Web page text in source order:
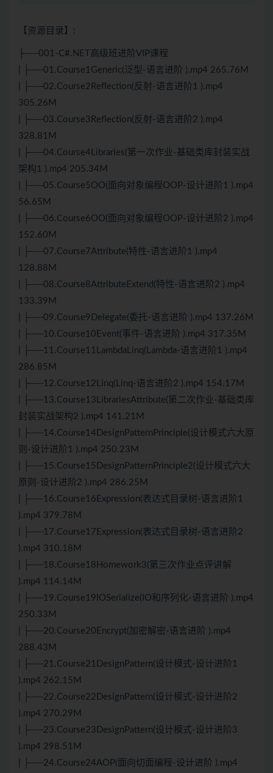
【资源目录】:
├──001-C#.NET高级班进阶VIP课程
| ├──01.Course1Generic(泛型-语言进阶 ).mp4 265.76M
| ├──02.Course2Reflection(反射-语言进阶1 ).mp4
305.26M
| ├──03.Course3Reflection(反射-语言进阶2 ).mp4
328.81M
| ├──04.Course4Libraries(第一次作业-基础类库封装实战
架构1 ).mp4 205.34M
| ├──05.Course5OO(面向对象编程OOP-设计进阶1 ).mp4
56.65M
| ├──06.Course6OO(面向对象编程OOP-设计进阶2 ).mp4
152.60M
| ├──07.Course7Attribute(特性-语言进阶1 ).mp4
128.88M
| ├──08.Course8AttributeExtend(特性-语言进阶2 ).mp4
133.39M
| ├──09.Course9Delegate(委托-语言进阶 ).mp4 137.26M
| ├──10.Course10Event(事件-语言进阶 ).mp4 317.35M
| ├──11.Course11LambdaLinq(Lambda-语言进阶1 ).mp4
286.85M
| ├──12.Course12Linq(Linq-语言进阶2 ).mp4 154.17M
| ├──13.Course13LibrariesAttribute(第二次作业-基础类库
封装实战架构2 ).mp4 141.21M
| ├──14.Course14DesignPatternPrinciple(设计模式六大原
则-设计进阶1 ).mp4 250.23M
| ├──15.Course15DesignPatternPrinciple2(设计模式六大
原则-设计进阶2 ).mp4 286.25M
| ├──16.Course16Expression(表达式目录树-语言进阶1
).mp4 379.78M
| ├──17.Course17Expression(表达式目录树-语言进阶2
).mp4 310.18M
| ├──18.Course18Homework3(第三次作业点评讲解
).mp4 114.14M
| ├──19.Course19IOSerialize(IO和序列化-语言进阶 ).mp4
250.33M
| ├──20.Course20Encrypt(加密解密-语言进阶 ).mp4
288.43M
| ├──21.Course21DesignPattern(设计模式-设计进阶1
).mp4 262.15M
| ├──22.Course22DesignPattern(设计模式-设计进阶2
).mp4 270.29M
| ├──23.Course23DesignPattern(设计模式-设计进阶3
).mp4 298.51M
| ├──24.Course24AOP(面向切面编程-设计进阶 ).mp4